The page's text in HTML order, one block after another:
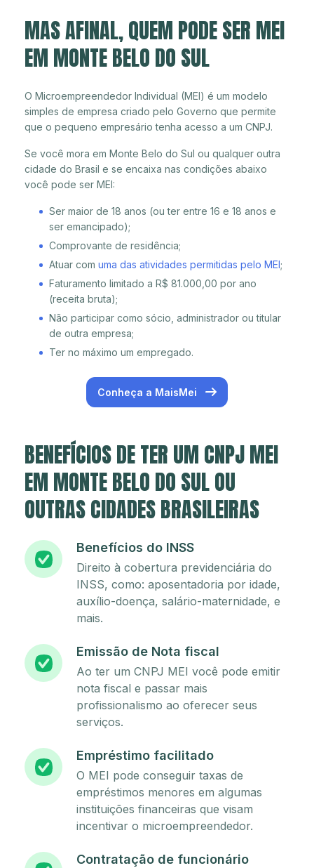
MAS AFINAL, QUEM PODE SER MEI
EM MONTE BELO DO SUL
O Microempreendedor Individual (MEI) é um modelo
simples de empresa criado pelo Governo que permite
que o pequeno empresário tenha acesso a um CNPJ.
Se você mora em Monte Belo do Sul ou qualquer outra
cidade do Brasil e se encaixa nas condições abaixo
você pode ser MEI:
Ser maior de 18 anos (ou ter entre 16 e 18 anos e
ser emancipado);
Comprovante de residência;
Atuar com uma das atividades permitidas pelo MEI;
Faturamento limitado a R$ 81.000,00 por ano
(receita bruta);
Não participar como sócio, administrador ou titular
de outra empresa;
Ter no máximo um empregado.
Conheça a MaisMei
BENEFÍCIOS DE TER UM CNPJ MEI
EM MONTE BELO DO SUL OU
OUTRAS CIDADES BRASILEIRAS
Benefícios do INSS
Direito à cobertura previdenciária do
INSS, como: aposentadoria por idade,
auxílio-doença, salário-maternidade, e
mais.
Emissão de Nota fiscal
Ao ter um CNPJ MEI você pode emitir
nota fiscal e passar mais
profissionalismo ao oferecer seus
serviços.
Empréstimo facilitado
O MEI pode conseguir taxas de
empréstimos menores em algumas
instituições financeiras que visam
incentivar o microempreendedor.
Contratação de funcionário